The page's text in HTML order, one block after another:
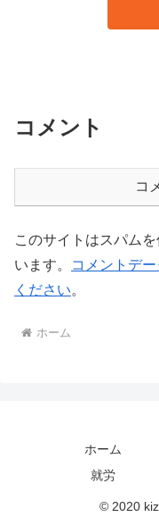
コメント
コ
このサイトはスパム
います。
コメントデ
ください。
ホーム
ホーム
就労
© 2020